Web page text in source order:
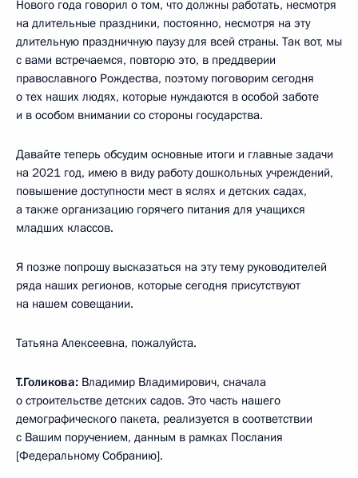
Нового года говорил о том, что должны работать, несмотря
на длительные праздники, постоянно, несмотря на эту
длительную праздничную паузу для всей страны. Так вот, мы
с вами встречаемся, повторю это, в преддверии
православного Рождества, поэтому поговорим сегодня
о тех наших людях, которые нуждаются в особой заботе
и в особом внимании со стороны государства.
Давайте теперь обсудим основные итоги и главные задачи
на 2021 год, имею в виду работу дошкольных учреждений,
повышение доступности мест в яслях и детских садах,
а также организацию горячего питания для учащихся
младших классов.
Я позже попрошу высказаться на эту тему руководителей
ряда наших регионов, которые сегодня присутствуют
на нашем совещании.
Татьяна Алексеевна, пожалуйста.
Т.Голикова: Владимир Владимирович, сначала
о строительстве детских садов. Это часть нашего
демографического пакета, реализуется в соответствии
с Вашим поручением, данным в рамках Послания
[Федеральному Собранию].